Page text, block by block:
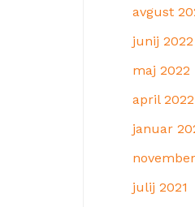
avgust
junij 2022
maj 2022
april 2022
januar
julij 2021